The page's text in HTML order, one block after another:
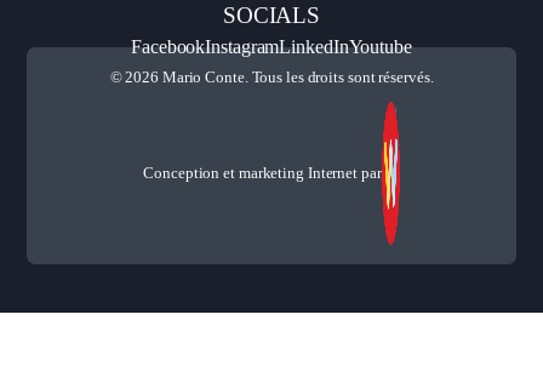
SOCIALS
FacebookInstagramLinkedInYoutube
© 2026 Mario Conte. Tous les droits sont réservés.
Conception et marketing Internet par